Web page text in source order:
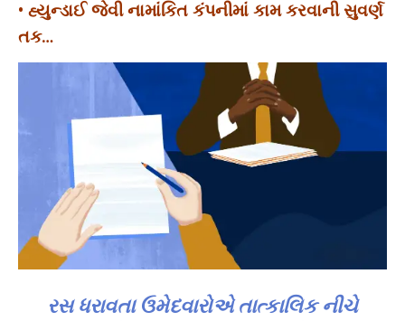
• ‌‌હ્યુન્ડાઈ જેવી નામાંકિત કંપનીમાં કામ કરવાની સુવર્ણ
તક…
રસ ધરાવતા ઉમેદવારોએ તાત્કાલિક નીચે